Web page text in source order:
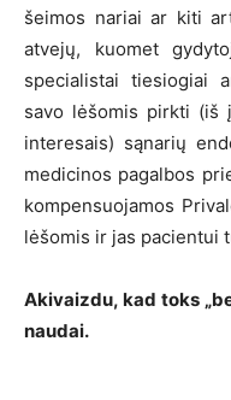
šeimos nariai ar kiti
atvejų, kuomet
specialistai tiesiogiai
savo lėšomis pirkti (iš
interesais) sąnarių
medicinos pagalbos
kompensuojamos
lėšomis ir jas pacientui
Akivaizdu, kad toks
naudai.